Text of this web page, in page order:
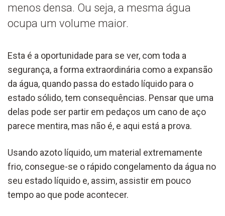
menos densa. Ou seja, a mesma água
ocupa um volume maior.
Esta é a oportunidade para se ver, com toda a
segurança, a forma extraordinária como a expansão
da água, quando passa do estado líquido para o
estado sólido, tem consequências. Pensar que uma
delas pode ser partir em pedaços um cano de aço
parece mentira, mas não é, e aqui está a prova.
Usando azoto líquido, um material extremamente
frio, consegue-se o rápido congelamento da água no
seu estado líquido e, assim, assistir em pouco
tempo ao que pode acontecer.